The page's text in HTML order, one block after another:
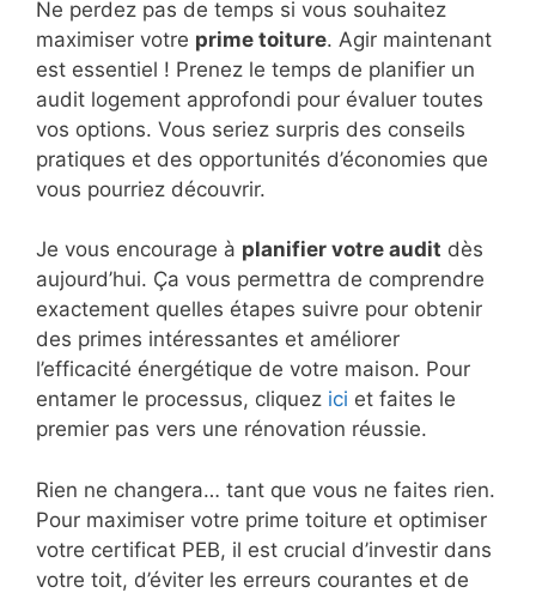
Ne perdez pas de temps si vous souhaitez
maximiser votre prime toiture. Agir maintenant
est essentiel ! Prenez le temps de planifier un
audit logement approfondi pour évaluer toutes
vos options. Vous seriez surpris des conseils
pratiques et des opportunités d’économies que
vous pourriez découvrir.
Je vous encourage à planifier votre audit dès
aujourd’hui. Ça vous permettra de comprendre
exactement quelles étapes suivre pour obtenir
des primes intéressantes et améliorer
l’efficacité énergétique de votre maison. Pour
entamer le processus, cliquez ici et faites le
premier pas vers une rénovation réussie.
Rien ne changera… tant que vous ne faites rien.
Pour maximiser votre prime toiture et optimiser
votre certificat PEB, il est crucial d’investir dans
votre toit, d’éviter les erreurs courantes et de